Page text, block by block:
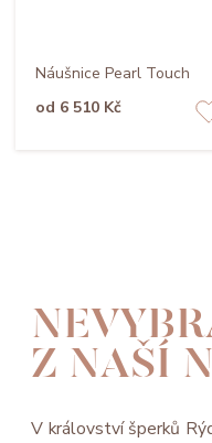
Náušnice Pearl Touch
od 6 510 Kč
Z NAŠÍ
V království šperků